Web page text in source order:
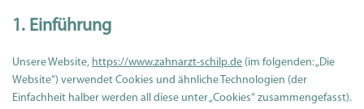
1. Einführung
Unsere Website, https://www.zahnarzt-schilp.de (im folgenden: „Die
Website“) verwendet Cookies und ähnliche Technologien (der
Einfachheit halber werden all diese unter „Cookies“ zusammengefasst).